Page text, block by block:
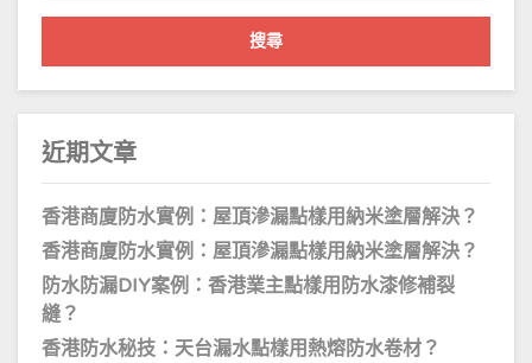
關
字:
近期文章
香港商廈防水實例：屋頂滲漏點樣用納米塗層解決？
香港商廈防水實例：屋頂滲漏點樣用納米塗層解決？
防水防漏DIY案例：香港業主點樣用防水漆修補裂
縫？
香港防水秘技：天台漏水點樣用熱熔防水卷材？